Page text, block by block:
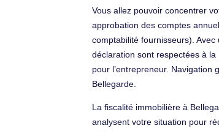
Vous allez pouvoir concentrer
approbation des comptes
comptabilité fournisseurs).
déclaration sont respectées à
pour l’entrepreneur.
Bellegarde.
La fiscalité immobilière à
analysent votre situation pour